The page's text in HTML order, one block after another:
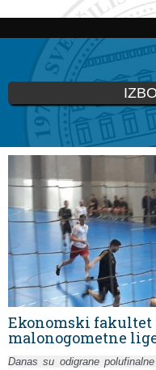
Vi ste ovdje
Ekonomski
malonogometne
Danas su odigrane